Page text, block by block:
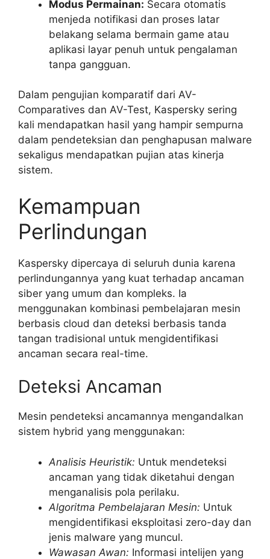
Modus Permainan: Secara otomatis
menjeda notifikasi dan proses latar
belakang selama bermain game atau
aplikasi layar penuh untuk pengalaman
tanpa gangguan.
Dalam pengujian komparatif dari AV-
Comparatives dan AV-Test, Kaspersky sering
kali mendapatkan hasil yang hampir sempurna
dalam pendeteksian dan penghapusan malware
sekaligus mendapatkan pujian atas kinerja
sistem.
Kemampuan
Perlindungan
Kaspersky dipercaya di seluruh dunia karena
perlindungannya yang kuat terhadap ancaman
siber yang umum dan kompleks. Ia
menggunakan kombinasi pembelajaran mesin
berbasis cloud dan deteksi berbasis tanda
tangan tradisional untuk mengidentifikasi
ancaman secara real-time.
Deteksi Ancaman
Mesin pendeteksi ancamannya mengandalkan
sistem hybrid yang menggunakan:
Analisis Heuristik: Untuk mendeteksi
ancaman yang tidak diketahui dengan
menganalisis pola perilaku.
Algoritma Pembelajaran Mesin: Untuk
mengidentifikasi eksploitasi zero-day dan
jenis malware yang muncul.
Wawasan Awan: Informasi intelijen yang